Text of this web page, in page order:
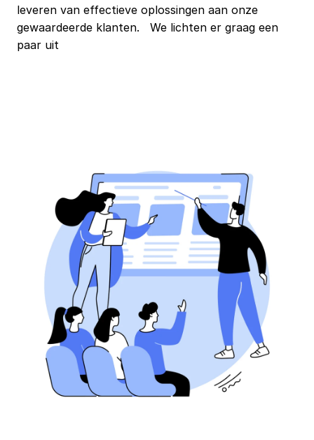
leveren van effectieve oplossingen aan onze
gewaardeerde klanten.   ​We lichten er graag een
paar uit